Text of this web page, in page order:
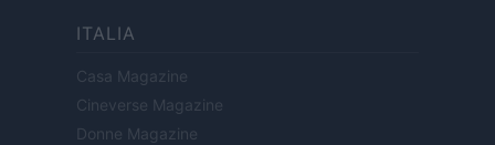
ITALIA
Casa Magazine
Cineverse Magazine
Donne Magazine